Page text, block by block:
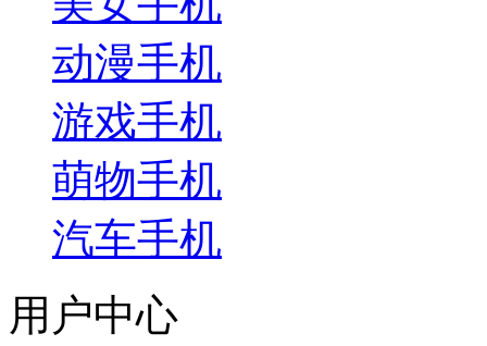
动漫手机
游戏手机
萌物手机
汽车手机
用户中心